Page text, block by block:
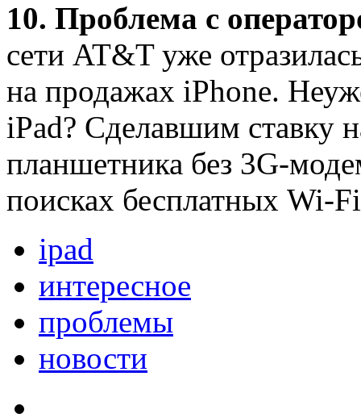
10. Проблема с
сети AT&T уже
на продажах iPhone.
iPad? Сделавшим ставку
планшетника без 3G-
поисках бесплатных Wi-
ipad
интересное
проблемы
новости